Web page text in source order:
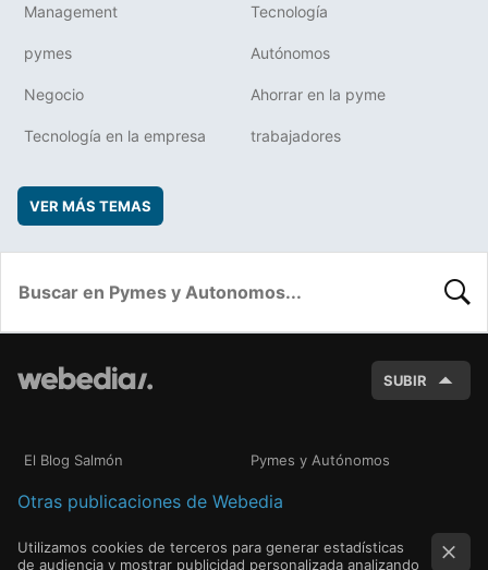
Management Tecnología
pymes Autónomos
Negocio Ahorrar en la pyme
Tecnología en la empresa trabajadores
VER MÁS TEMAS
SUBIR
El Blog Salmón Pymes y Autónomos
Otras publicaciones de Webedia
Utilizamos cookies de terceros para generar estadísticas
de audiencia y mostrar publicidad personalizada analizando